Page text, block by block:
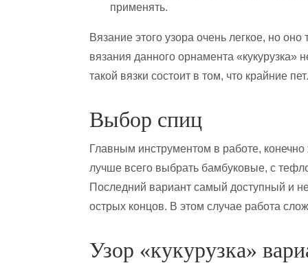
применять.
Вязание этого узора очень легкое, но
вязания данного орнамента «кукурузка»
такой вязки состоит в том, что крайние
Выбор спиц
Главным инструментом в работе,
лучше всего выбрать бамбуковые, с
Последний вариант самый доступный и
острых концов. В этом случае работа
Узор «кукурузка»